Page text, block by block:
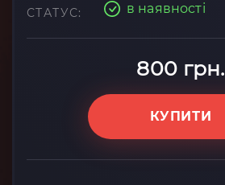
СТАТУС:
в наявності
800 грн.
КУПИТИ